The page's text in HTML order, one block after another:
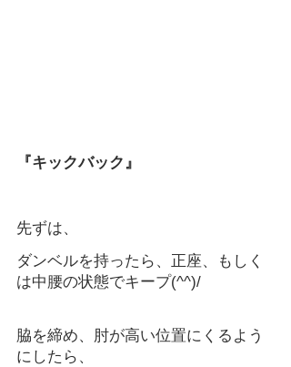
『キックバック』
先ずは、
ダンベルを持ったら、正座、もしく
は中腰の状態でキープ(^^)/
脇を締め、肘が高い位置にくるよう
にしたら、